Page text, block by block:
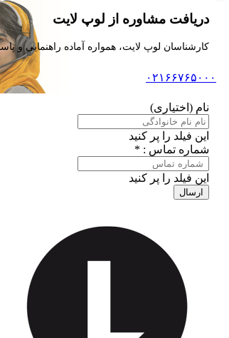
دریافت مشاوره از لوپ لایت
کارشناسان لوپ لایت، همواره آماده راهنمایی و
۰۲۱۶۶۷۶۵۰۰۰
نام (اختیاری)
این فیلد را پر کنید
شماره تماس : *
این فیلد را پر کنید
ارسال